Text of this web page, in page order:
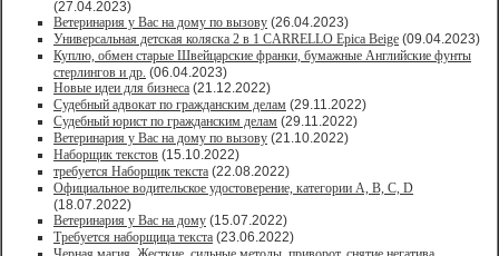
(27.04.2023)
Ветеринария у Вас на дому по вызову (26.04.2023)
Универсальная детская коляска 2 в 1 CARRELLO Epica Beige (09.04.2023)
Куплю, обмен старые Швейцарские франки, бумажные Английские фунты
стерлингов и др. (06.04.2023)
Новые идеи для бизнеса (21.12.2022)
Судебный адвокат по гражданским делам (29.11.2022)
Судебный юрист по гражданским делам (29.11.2022)
Ветеринария у Вас на дому по вызову (21.10.2022)
Наборщик текстов (15.10.2022)
требуется Наборщик текста (22.08.2022)
Официальное водительское удостоверение, категории A, B, C, D
(18.07.2022)
Ветеринария у Вас на дому (15.07.2022)
Требуется наборщица текста (23.06.2022)